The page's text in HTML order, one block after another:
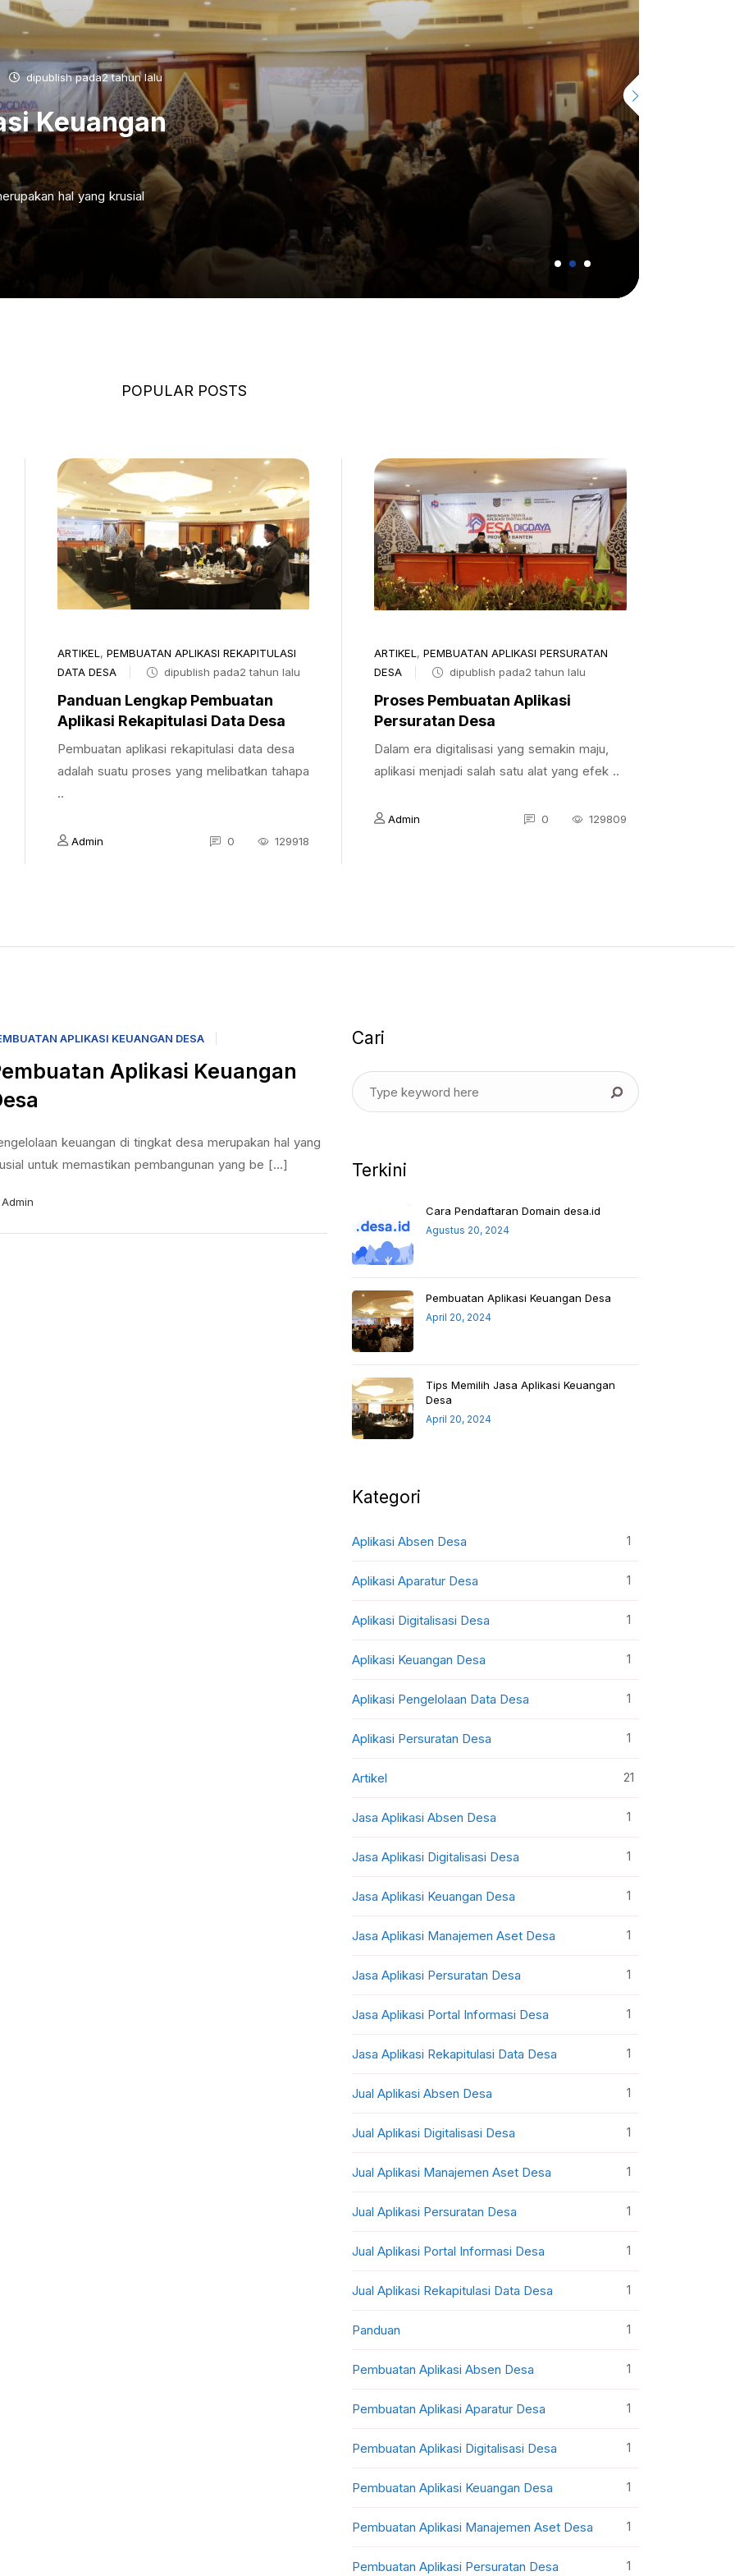
dipublish pada2 tahun lalu
Keuangan
hal yang krusial
POPULAR POSTS
ARTIKEL , PEMBUATAN APLIKASI REKAPITULASI
DATA DESA
dipublish pada2 tahun lalu
Panduan Lengkap Pembuatan
Aplikasi Rekapitulasi Data Desa
Pembuatan aplikasi rekapitulasi data desa
adalah suatu proses yang melibatkan tahapa
..
Admin 0 129918
ARTIKEL , PEMBUATAN APLIKASI PERSURATAN
DESA
dipublish pada2 tahun lalu
Proses Pembuatan Aplikasi
Persuratan Desa
Dalam era digitalisasi yang semakin maju,
aplikasi menjadi salah satu alat yang efek ..
Admin 0 129809
APLIKASI KEUANGAN DESA
Aplikasi Keuangan
keuangan di tingkat desa merupakan hal yang
untuk memastikan pembangunan yang be [...]
Admin
Cari
Terkini
Cara Pendaftaran Domain desa.id
Agustus 20, 2024
Pembuatan Aplikasi Keuangan Desa
April 20, 2024
Tips Memilih Jasa Aplikasi Keuangan
Desa
April 20, 2024
Kategori
Aplikasi Absen Desa 1
Aplikasi Aparatur Desa 1
Aplikasi Digitalisasi Desa 1
Aplikasi Keuangan Desa 1
Aplikasi Pengelolaan Data Desa 1
Aplikasi Persuratan Desa 1
Artikel 21
Jasa Aplikasi Absen Desa 1
Jasa Aplikasi Digitalisasi Desa 1
Jasa Aplikasi Keuangan Desa 1
Jasa Aplikasi Manajemen Aset Desa 1
Jasa Aplikasi Persuratan Desa 1
Jasa Aplikasi Portal Informasi Desa 1
Jasa Aplikasi Rekapitulasi Data Desa 1
Jual Aplikasi Absen Desa 1
Jual Aplikasi Digitalisasi Desa 1
Jual Aplikasi Manajemen Aset Desa 1
Jual Aplikasi Persuratan Desa 1
Jual Aplikasi Portal Informasi Desa 1
Jual Aplikasi Rekapitulasi Data Desa 1
Panduan 1
Pembuatan Aplikasi Absen Desa 1
Pembuatan Aplikasi Aparatur Desa 1
Pembuatan Aplikasi Digitalisasi Desa 1
Pembuatan Aplikasi Keuangan Desa 1
Pembuatan Aplikasi Manajemen Aset Desa 1
Pembuatan Aplikasi Persuratan Desa 1